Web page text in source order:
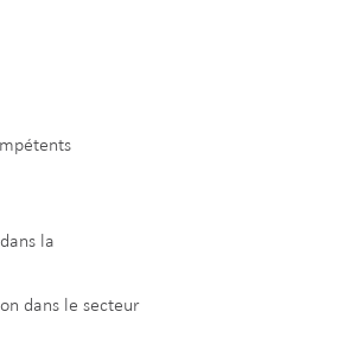
la
dans le secteur